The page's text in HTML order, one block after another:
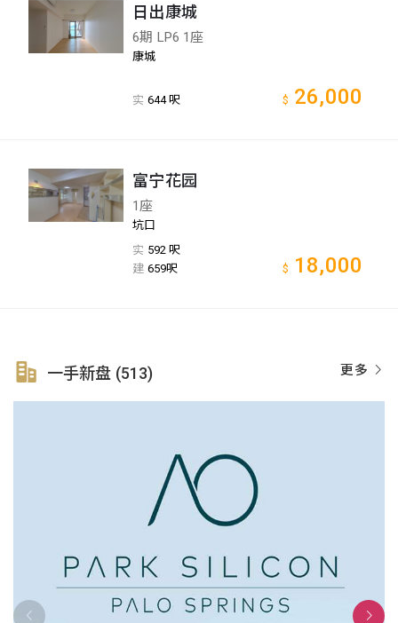
日出康城
6期 LP6 1座
康城
实 644 呎 $ 26,000
富宁花园
1座
坑口
实 592 呎
建 659呎 $ 18,000
更多
一手新盘 (513)